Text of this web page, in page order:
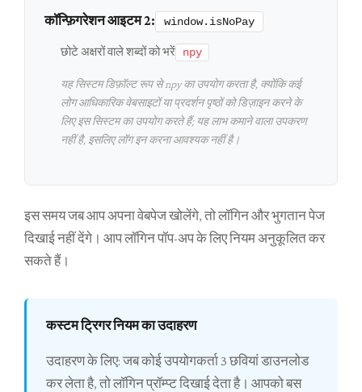
कॉन्फ़िगरेशन आइटम 2: window.isNoPay
छोटे अक्षरों वाले शब्दों को भरें npy
यह सिस्टम डिफ़ॉल्ट रूप से npy का उपयोग करता है, क्योंकि कई
लोग आधिकारिक वेबसाइटों या प्रदर्शन पृष्ठों को डिज़ाइन करने के
लिए इस सिस्टम का उपयोग करते हैं; यह लाभ कमाने वाला उपकरण
नहीं है, इसलिए लॉग इन करना आवश्यक नहीं है।
इस समय जब आप अपना वेबपेज खोलेंगे, तो लॉगिन और भुगतान पेज
दिखाई नहीं देंगे। आप लॉगिन पॉप-अप के लिए नियम अनुकूलित कर
सकते हैं।
कस्टम ट्रिगर नियम का उदाहरण
उदाहरण के लिए: जब कोई उपयोगकर्ता 3 छवियां डाउनलोड
कर लेता है, तो लॉगिन प्रॉम्प्ट दिखाई देता है। आपको बस